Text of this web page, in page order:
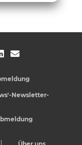
Newsletter-